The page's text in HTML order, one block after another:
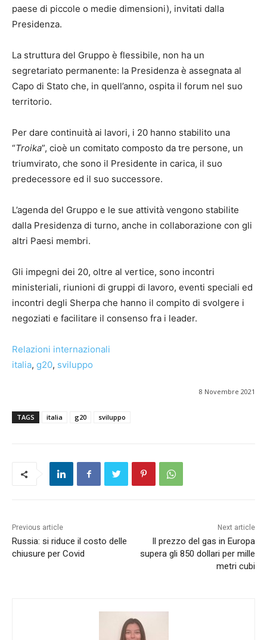
paese di piccole o medie dimensioni), invitati dalla
Presidenza.
La struttura del Gruppo è flessibile, non ha un
segretariato permanente: la Presidenza è assegnata al
Capo di Stato che, in quell’anno, ospita il forum nel suo
territorio.
Per dare continuità ai lavori, i 20 hanno stabilito una
“Troika”, cioè un comitato composto da tre persone, un
triumvirato, che sono il Presidente in carica, il suo
predecessore ed il suo successore.
​​L’agenda del Gruppo e le sue attività vengono stabilite
dalla Presidenza di turno, anche in collaborazione con gli
altri Paesi membri.
Gli impegni dei 20, oltre al vertice, sono incontri
ministeriali, riunioni di gruppi di lavoro, eventi speciali ed
incontri degli Sherpa che hanno il compito di svolgere i
negoziati e facilitare il consenso fra i leader.
Relazioni internazionali
italia, g20, sviluppo
8 Novembre 2021
TAGS italia g20 sviluppo
Previous article
Russia: si riduce il costo delle
chiusure per Covid
Next article
Il prezzo del gas in Europa
supera gli 850 dollari per mille
metri cubi